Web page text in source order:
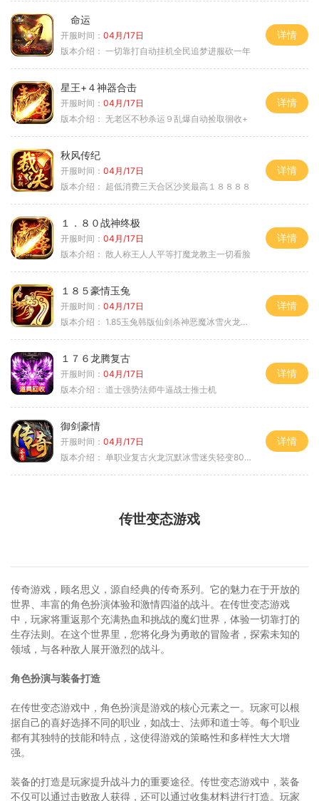
命运
开服时间： 04月/17日
版本介绍： 一切靠打自动挂机全民追梦进服砍一年
详情
星王+４神器合击
开服时间： 04月/17日
版本介绍： 无老区不秒杀运９乱爆自动捡取徊收+
详情
秋风传纪
开服时间： 04月/17日
版本介绍： 超低消费三天合区沙奖最高１８８８８
详情
１．８０战神终极
开服时间： 04月/17日
版本介绍： 散人称王人人平等打魔龙教主一切看脸
详情
１８５豪情玉兔
开服时间： 04月/17日
版本介绍： 1.85玉兔韩版仙剑杀神恶魔冰雪火龙神器专属
详情
１７６龙腾复古
开服时间： 04月/17日
版本介绍： 道士强势法师牛逼战士推士机
详情
御剑豪情
开服时间： 04月/17日
版本介绍： 单职业复古火龙沉默冰雪迷失轻变8085
详情
传世变态游戏
传奇游戏，顾名思义，源自经典的传奇系列。它的魅力在于开放的
世界、丰富的角色扮演体验和激情四溢的战斗。在传世变态游戏
中，玩家将重返那个充满热血和挑战的魔幻世界，体验一切靠打的
生存法则。在这个世界里，您将化身为勇敢的冒险者，探索未知的
领域，与各种敌人展开激烈的战斗。
角色扮演与装备打造
在传世变态游戏中，角色扮演是游戏的核心元素之一。玩家可以根
据自己的喜好选择不同的职业，如战士、法师和道士等。每个职业
都有其独特的技能和特点，这使得游戏的策略性和多样性大大增
强。
装备的打造是玩家提升战斗力的重要途径。传世变态游戏中，装备
不仅可以通过击败敌人获得，还可以通过收集材料进行打造。玩家